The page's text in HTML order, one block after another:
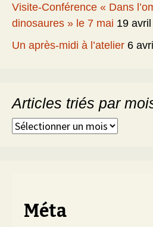
Visite-Conférence « Dans
dinosaures » le 7 mai 19
Un après-midi à l’atelier 6
Articles triés par
Articles
Méta